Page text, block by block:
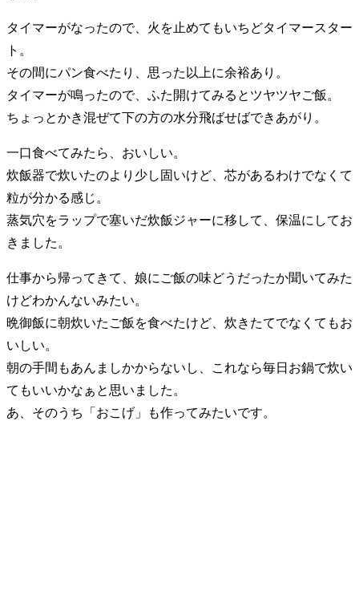
タイマーがなったので、火を止めてもいちどタイマースター
ト。
その間にパン食べたり、思った以上に余裕あり。
タイマーが鳴ったので、ふた開けてみるとツヤツヤご飯。
ちょっとかき混ぜて下の方の水分飛ばせばできあがり。
一口食べてみたら、おいしい。
炊飯器で炊いたのより少し固いけど、芯があるわけでなくて
粒が分かる感じ。
蒸気穴をラップで塞いだ炊飯ジャーに移して、保温にしてお
きました。
仕事から帰ってきて、娘にご飯の味どうだったか聞いてみた
けどわかんないみたい。
晩御飯に朝炊いたご飯を食べたけど、炊きたてでなくてもお
いしい。
朝の手間もあんましかからないし、これなら毎日お鍋で炊い
てもいいかなぁと思いました。
あ、そのうち「おこげ」も作ってみたいです。